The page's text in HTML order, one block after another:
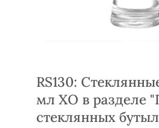
RS130:
мл XO в разделе
стеклянных